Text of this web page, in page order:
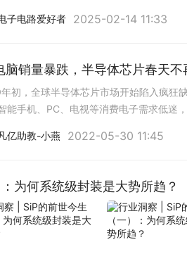
层板以上、能满足各种EMC性能的的人才
子电路爱好者
2025-02-14 11:33
脑销量暴跌，半导体芯片春天不
初，全球半导体芯片市场开始陷入疯狂
能手机、PC、电视等消费电子需求低迷
PC等撑起的半导体芯片产业将不复往日荣
凡亿助教-小燕
2022-05-30 11:45
为何系统级封装是大势所趋？